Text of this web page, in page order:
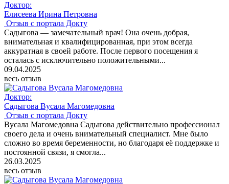
Доктор:
Елисеева Ирина Петровна
Отзыв с портала Докту
Садыгова — замечательный врач! Она очень добрая,
внимательная и квалифицированная, при этом всегда
аккуратная в своей работе. После первого посещения я
осталась с исключительно положительными...
09.04.2025
весь отзыв
Доктор:
Садыгова Вусала Магомедовна
Отзыв с портала Докту
Вусала Магомедовна Садыгова действительно профессионал
своего дела и очень внимательный специалист. Мне было
сложно во время беременности, но благодаря её поддержке и
постоянной связи, я смогла...
26.03.2025
весь отзыв